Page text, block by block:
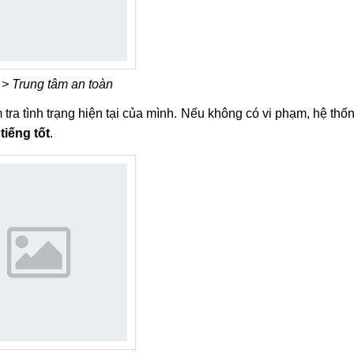
Trung tâm an toàn
tra tình trạng hiện tại của mình. Nếu không có vi phạm, hệ
tốt.